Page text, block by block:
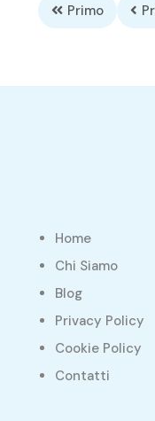
Primo
Home
Chi Siamo
Blog
Privacy Policy
Cookie Policy
Contatti